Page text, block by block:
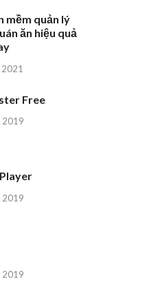
mềm quản lý
ăn hiệu quả
Free
2019
2019
2019